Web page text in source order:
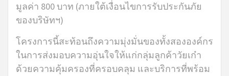
มูลค่า 800 บาท (ภายใต้เงื่อนไขการรับประกันภัย
ของบริษัทฯ)
โครงการนี้สะท้อนถึงความมุ่งมั่นของทั้งสององค์กร
ในการส่งมอบความอุ่นใจให้แก่กลุ่มลูกค้าวัยเก๋า
ด้วยความคุ้มครองที่ครอบคลุม และบริการที่พร้อม